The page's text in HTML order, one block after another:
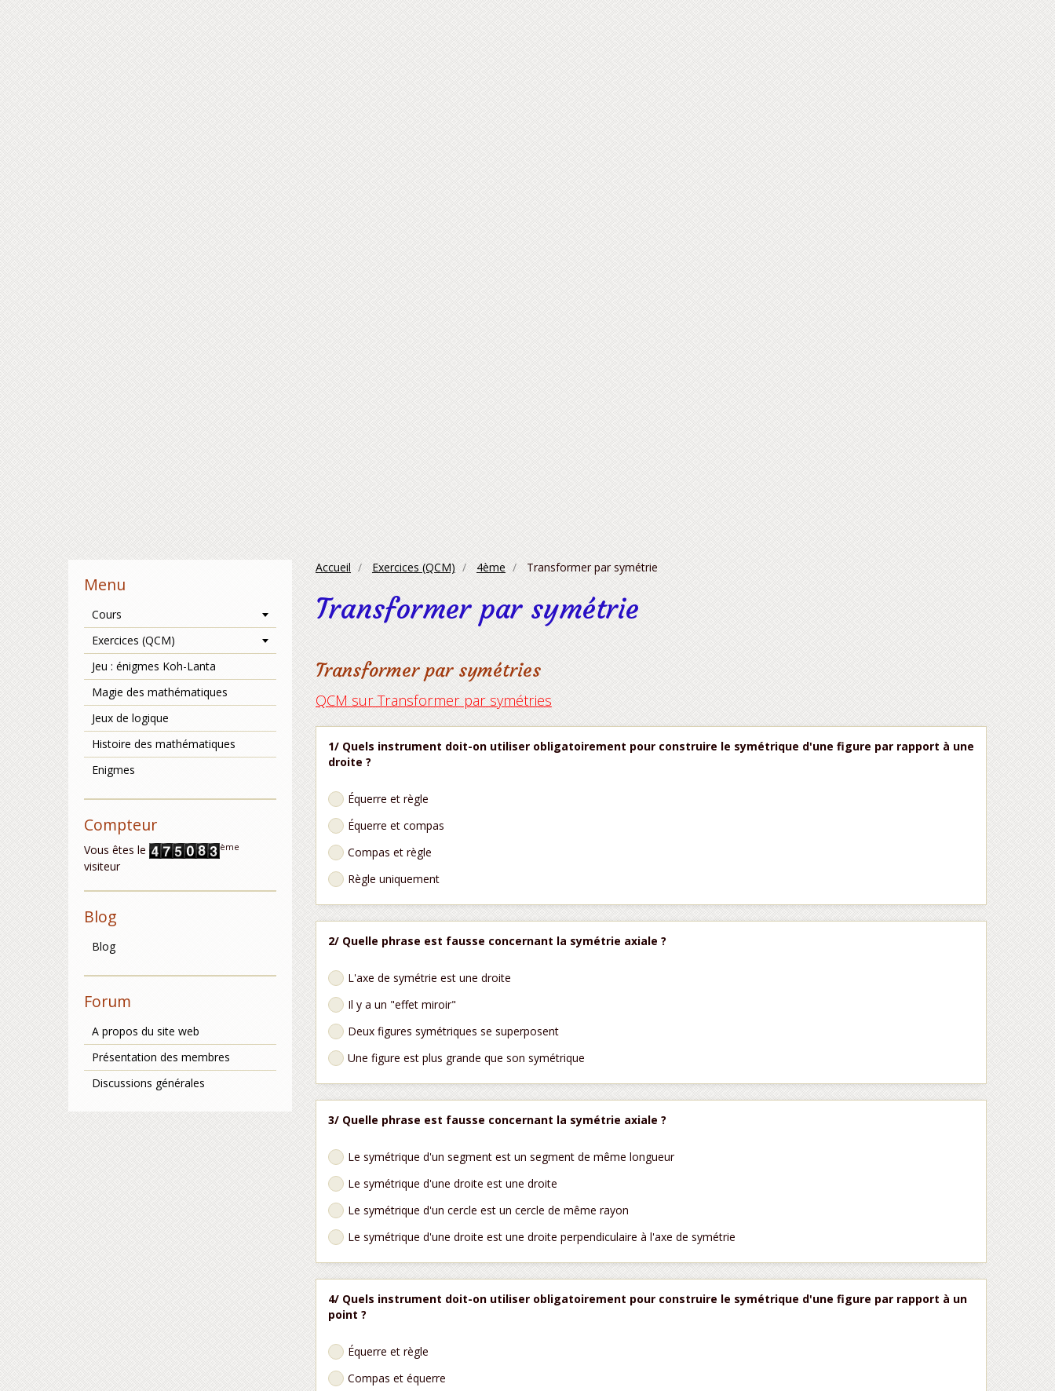
Accueil Exercices (QCM) 4ème Transformer par symétrie
Transformer par symétrie
Transformer par symétries
QCM sur Transformer par symétries
1/ Quels instrument doit-on utiliser obligatoirement pour construire le symétrique d'une figure par rapport à une
droite ?
Équerre et règle
Équerre et compas
Compas et règle
Règle uniquement
2/ Quelle phrase est fausse concernant la symétrie axiale ?
L'axe de symétrie est une droite
Il y a un "effet miroir"
Deux figures symétriques se superposent
Une figure est plus grande que son symétrique
3/ Quelle phrase est fausse concernant la symétrie axiale ?
Le symétrique d'un segment est un segment de même longueur
Le symétrique d'une droite est une droite
Le symétrique d'un cercle est un cercle de même rayon
Le symétrique d'une droite est une droite perpendiculaire à l'axe de symétrie
4/ Quels instrument doit-on utiliser obligatoirement pour construire le symétrique d'une figure par rapport à un
point ?
Équerre et règle
Compas et équerre
Menu
Cours
Exercices (QCM)
Jeu : énigmes Koh-Lanta
Magie des mathématiques
Jeux de logique
Histoire des mathématiques
Enigmes
Compteur
Vous êtes le ème
visiteur
Blog
Blog
Forum
A propos du site web
Présentation des membres
Discussions générales